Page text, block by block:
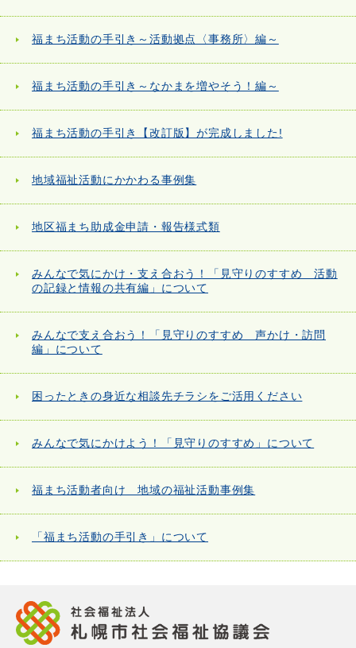
福まち活動の手引き～活動拠点〈事務所〉編～
福まち活動の手引き～なかまを増やそう！編～
福まち活動の手引き【改訂版】が完成しました!
地域福祉活動にかかわる事例集
地区福まち助成金申請・報告様式類
みんなで気にかけ・支え合おう！「見守りのすすめ 活動
の記録と情報の共有編」について
みんなで支え合おう！「見守りのすすめ 声かけ・訪問
編」について
困ったときの身近な相談先チラシをご活用ください
みんなで気にかけよう！「見守りのすすめ」について
福まち活動者向け 地域の福祉活動事例集
「福まち活動の手引き」について